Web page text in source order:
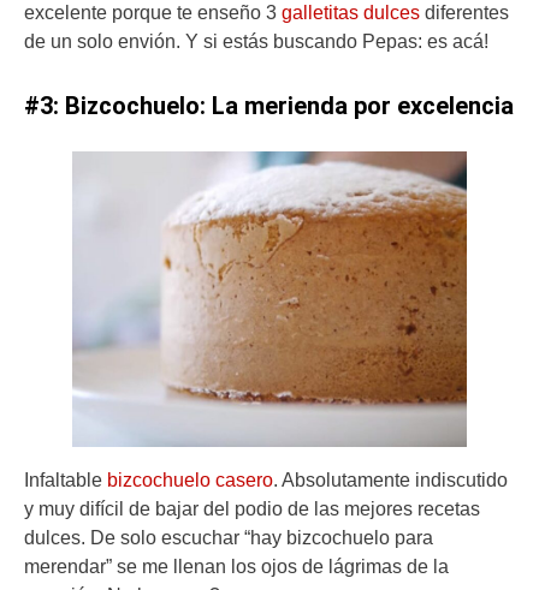
excelente porque te enseño 3 galletitas dulces diferentes
de un solo envión. Y si estás buscando Pepas: es acá!
#3: Bizcochuelo: La merienda por excelencia
Infaltable bizcochuelo casero. Absolutamente indiscutido
y muy difícil de bajar del podio de las mejores recetas
dulces. De solo escuchar “hay bizcochuelo para
merendar” se me llenan los ojos de lágrimas de la